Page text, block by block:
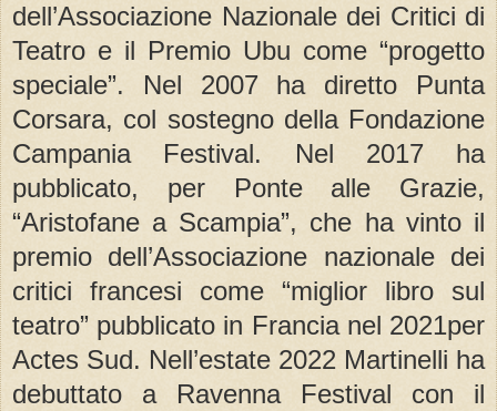
dell’Associazione Nazionale dei Critici di
Teatro e il Premio Ubu come “progetto
speciale”. Nel 2007 ha diretto Punta
Corsara, col sostegno della Fondazione
Campania Festival. Nel 2017 ha
pubblicato, per Ponte alle Grazie,
“Aristofane a Scampia”, che ha vinto il
premio dell’Associazione nazionale dei
critici francesi come “miglior libro sul
teatro” pubblicato in Francia nel 2021per
Actes Sud. Nell’estate 2022 Martinelli ha
debuttato a Ravenna Festival con il